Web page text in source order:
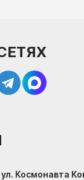
Космонавта